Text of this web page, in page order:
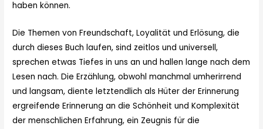
haben können.
Die Themen von Freundschaft, Loyalität und Erlösung, die
durch dieses Buch laufen, sind zeitlos und universell,
sprechen etwas Tiefes in uns an und hallen lange nach dem
Lesen nach. Die Erzählung, obwohl manchmal umherirrend
und langsam, diente letztendlich als Hüter der Erinnerung
ergreifende Erinnerung an die Schönheit und Komplexität
der menschlichen Erfahrung, ein Zeugnis für die